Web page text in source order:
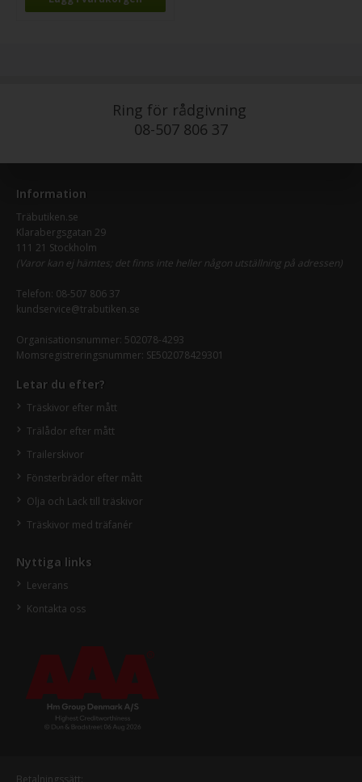
Ring för rådgivning
08-507 806 37
Information
Träbutiken.se
Klarabergsgatan 29
111 21 Stockholm
(Varor kan ej hämtes; det finns inte heller någon utställning på adressen)
Telefon: 08-507 806 37
kundservice@trabutiken.se
Organisationsnummer: 502078-4293
Momsregistreringsnummer: SE502078429301
Letar du efter?
Träskivor efter mått
Trälådor efter mått
Trailerskivor
Fönsterbrädor efter mått
Olja och Lack till träskivor
Träskivor med träfanér
Nyttiga links
Leverans
Kontakta oss
Betalningssätt: